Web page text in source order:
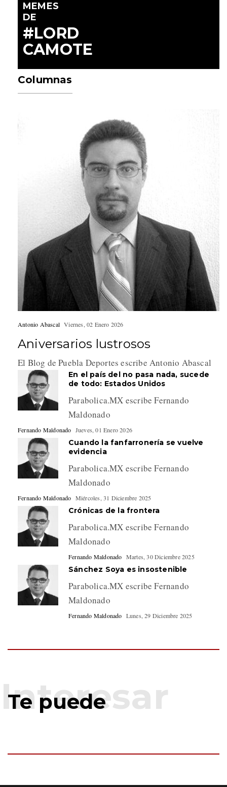
MEMES
DE
#LORD
CAMOTE
Columnas
Antonio Abascal Viernes, 02 Enero 2026
Aniversarios lustrosos
El Blog de Puebla Deportes escribe Antonio Abascal
En el país del no pasa nada, sucede
de todo: Estados Unidos
Parabolica.MX escribe Fernando
Maldonado
Fernando Maldonado Jueves, 01 Enero 2026
Cuando la fanfarronería se vuelve
evidencia
Parabolica.MX escribe Fernando
Maldonado
Fernando Maldonado Miércoles, 31 Diciembre 2025
Crónicas de la frontera
Parabolica.MX escribe Fernando
Maldonado
Fernando Maldonado Martes, 30 Diciembre 2025
Sánchez Soya es insostenible
Parabolica.MX escribe Fernando
Maldonado
Fernando Maldonado Lunes, 29 Diciembre 2025
Te puede